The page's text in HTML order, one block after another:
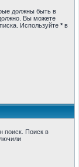
должны быть в
Вы можете
Используйте * в
поиск. Поиск в